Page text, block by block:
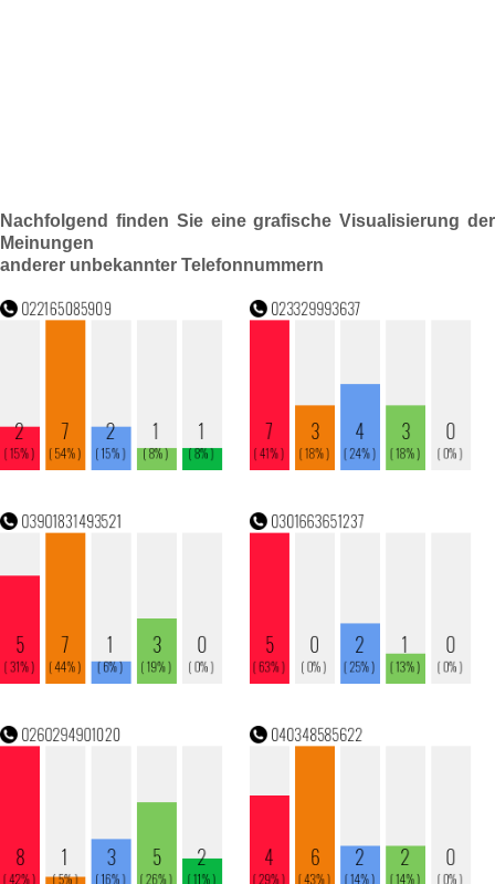
Nachfolgend finden Sie eine grafische Visualisierung der
Meinungen
anderer unbekannter Telefonnummern